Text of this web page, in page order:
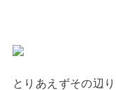
とりあえずその辺